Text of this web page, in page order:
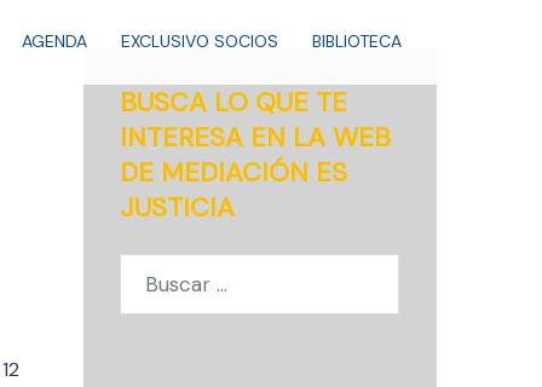
AGENDA EXCLUSIVO SOCIOS BIBLIOTECA
BUSCA LO QUE TE
INTERESA EN LA WEB
DE MEDIACIÓN ES
JUSTICIA